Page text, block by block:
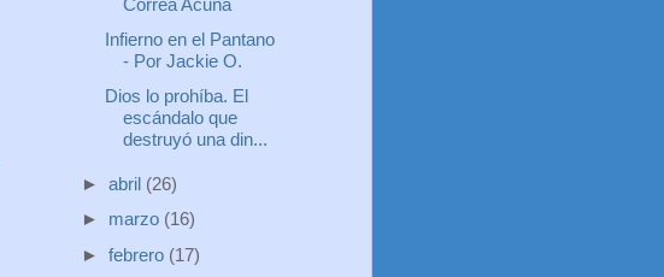
Infierno en el Pantano
- Por Jackie O.
Dios lo prohíba. El
escándalo que
destruyó una din...
► abril (26)
► marzo (16)
► febrero (17)